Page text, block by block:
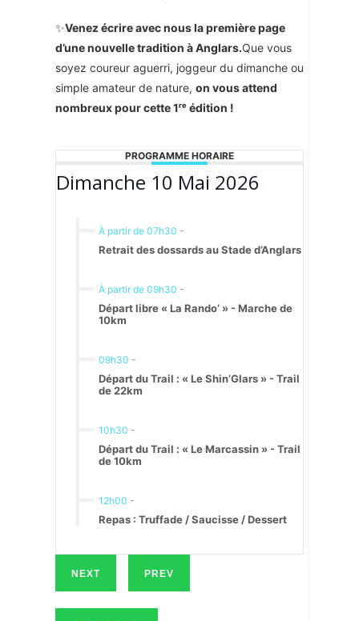
✨Venez écrire avec nous la première page
d’une nouvelle tradition à Anglars.Que vous
soyez coureur aguerri, joggeur du dimanche ou
simple amateur de nature, on vous attend
nombreux pour cette 1ʳᵉ édition !
PROGRAMME HORAIRE
Dimanche 10 Mai 2026
À partir de 07h30 -
Retrait des dossards au Stade d’Anglars
À partir de 09h30 -
Départ libre « La Rando’ » - Marche de
10km
09h30 -
Départ du Trail : « Le Shin’Glars » - Trail
de 22km
10h30 -
Départ du Trail : « Le Marcassin » - Trail
de 10km
12h00 -
Repas : Truffade / Saucisse / Dessert
NEXT PREV